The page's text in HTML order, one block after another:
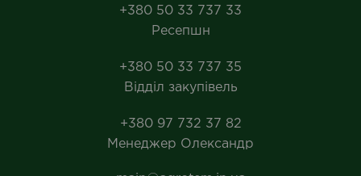
+380 50 33 737 33
Ресепшн
+380 50 33 737 35
Відділ закупівель
+380 97 732 37 82
Менеджер Олександр